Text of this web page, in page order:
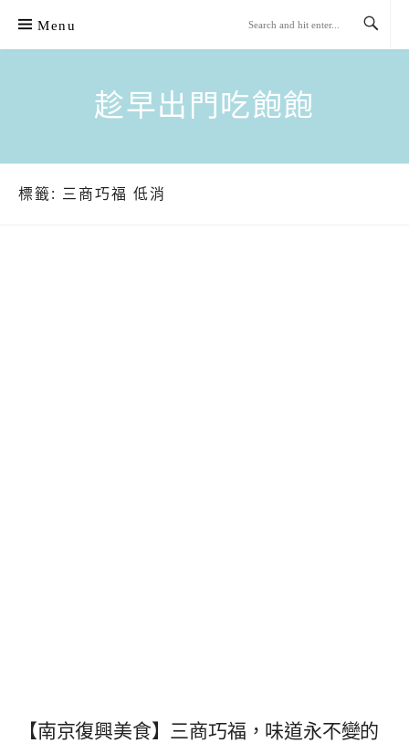
content
Menu
趁早出門吃飽飽
標籤: 三商巧福 低消
【南京復興美食】三商巧福，味道永不變的